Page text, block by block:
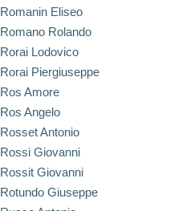
Romanin Eliseo
Romano Rolando
Rorai Lodovico
Rorai Piergiuseppe
Ros Amore
Ros Angelo
Rosset Antonio
Rossi Giovanni
Rossit Giovanni
Rotundo Giuseppe